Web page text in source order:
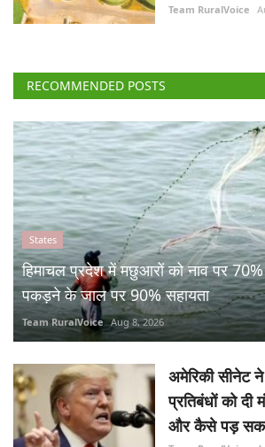
Team RuralVoice
RECOMMENDED POSTS
States
हिमाचल प्रदेश में मछुआरों को नाव पर
पकड़ने के जाल पर 90% सहायता
Team RuralVoice Aug 8, 2026
अमेरिकी सीनेट
प्रतिबंधों को दी
और कैसे पड़